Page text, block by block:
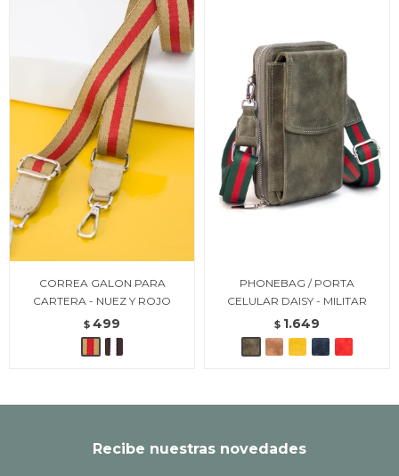
CORREA GALON PARA
CARTERA - NUEZ Y ROJO
$ 499
PHONEBAG / PORTA
CELULAR DAISY - MILITAR
$ 1.649
Recibe nuestras novedades